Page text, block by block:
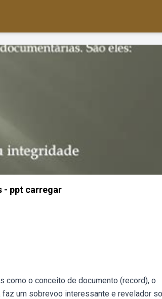
- ppt carregar
o conceito de documento (record), o
um sobrevoo interessante e revelador